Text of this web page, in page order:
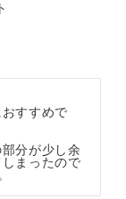
すすめで
分が少し余
まったので